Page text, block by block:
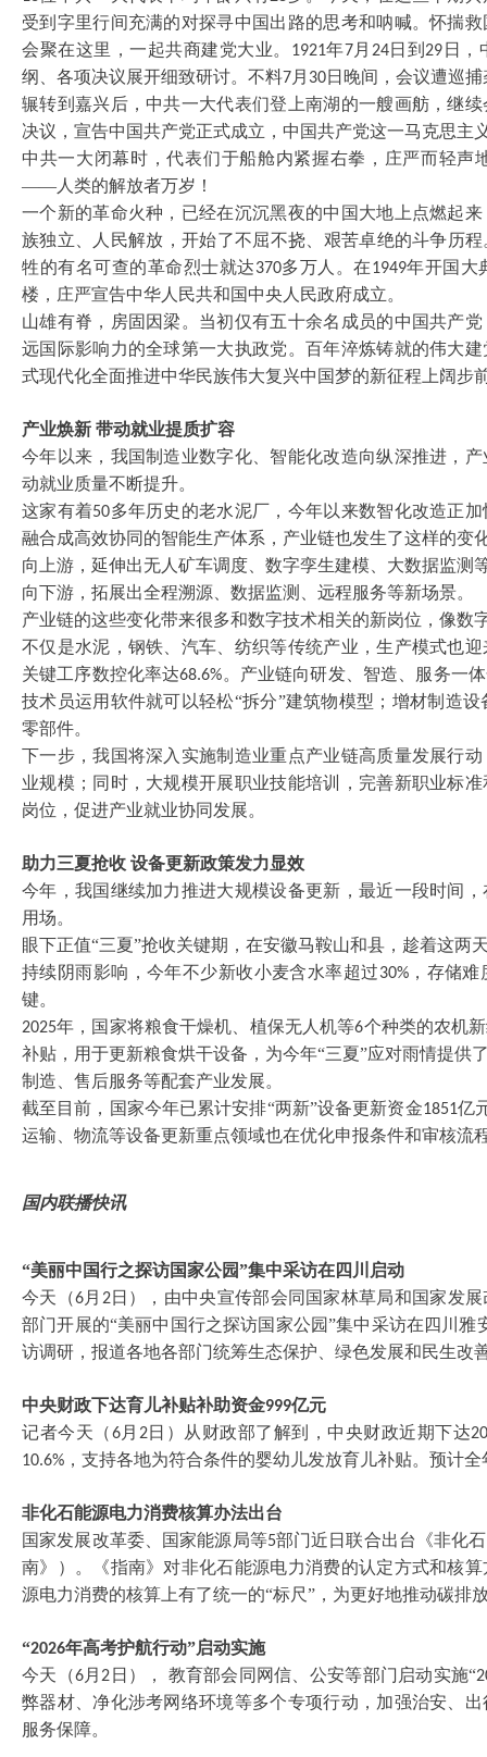
受到字里行间充满的对探寻中国出路的思考和呐喊。怀揣
会聚在这里，一起共商建党大业。
1921年7月 24日到 29 日，
纲、各项决议展开细致研讨。不料7月 30日晚间，会议遭巡
辗转到嘉兴后，中共一大代表们登上南湖的一艘画舫，继
决议，宣告中国共产党正式成立，中国共产党这一马克思主
中共一大闭幕时，代表们于船舱内紧握右拳，庄严而轻声
——人类的解放者万岁！
一个新的革命火种，已经在沉沉黑夜的中国大地上点燃起
族独立、人民解放，开始了不屈不挠、艰苦卓绝的斗争历
牲的有名可查的革命烈士就达370多万人。在1949年开国大
楼，庄严宣告中华人民共和国中央人民政府成立。
山雄有脊，房固因梁。当初仅有五十余名成员的中国共产
远国际影响力的全球第一大执政党。百年淬炼铸就的伟大
式现代化全面推进中华民族伟大复兴中国梦的新征程上阔步
产业焕新 带动就业提质扩容
今年以来，我国制造业数字化、智能化改造向纵深推进，
动就业质量不断提升。
这家有着50多年历史的老水泥厂，今年以来数智化改造正
融合成高效协同的智能生产体系，产业链也发生了这样的变
向上游，延伸出无人矿车调度、数字孪生建模、大数据监测
向下游，拓展出全程溯源、数据监测、远程服务等新场景。
产业链的这些变化带来很多和数字技术相关的新岗位，像数
不仅是水泥，钢铁、汽车、纺织等传统产业，生产模式也
关键工序数控化率达68.6%。产业链向研发、智造、服务一
技术员运用软件就可以轻松“拆分”建筑物模型；增材制造设
零部件。
下一步，我国将深入实施制造业重点产业链高质量发展行
业规模；同时，大规模开展职业技能培训，完善新职业标
岗位，促进产业就业协同发展。
助力三夏抢收 设备更新政策发力显效
今年，我国继续加力推进大规模设备更新，最近一段时间
用场。
眼下正值“三夏”抢收关键期，在安徽马鞍山和县，趁着这两
持续阴雨影响，今年不少新收小麦含水率超过30%，存储难
键。
2025年，国家将粮食干燥机、植保无人机等6个种类的农机
补贴，用于更新粮食烘干设备，为今年“三夏”应对雨情提供
制造、售后服务等配套产业发展。
截至目前，国家今年已累计安排“两新”设备更新资金1851亿
运输、物流等设备更新重点领域也在优化申报条件和审核流
国内联播快讯
“美丽中国行之探访国家公园”集中采访在四川启动
今天（6月 2日），由中央宣传部会同国家林草局和国家发
部门开展的“美丽中国行之探访国家公园”集中采访在四川雅
访调研，报道各地各部门统筹生态保护、绿色发展和民生改
中央财政下达育儿补贴补助资金999亿元
记者今天（6月 2日）从财政部了解到，中央财政近期下达
10.6% ，支持各地为符合条件的婴幼儿发放育儿补贴。预计
非化石能源电力消费核算办法出台
国家发展改革委、国家能源局等5部门近日联合出台《非化
南》）。《指南》对非化石能源电力消费的认定方式和核
源电力消费的核算上有了统一的“标尺”，为更好地推动碳排
“2026年高考护航行动”启动实施
今天（6月 2 日）， 教育部会同网信、公安等部门启动实施“
弊器材、净化涉考网络环境等多个专项行动，加强治安、
服务保障。